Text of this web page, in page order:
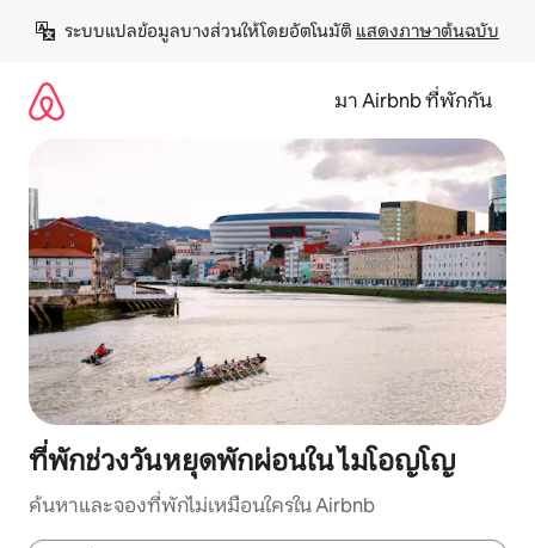
เนื้อหา
ระบบแปลข้อมูลบางส่วนให้โดยอัตโนมัติ แสดงภาษาต้นฉบับ
มา Airbnb ที่พักกัน
ที่พักช่วงวันหยุดพักผ่อนใน ไมโอญโญ
ค้นหาและจองที่พักไม่เหมือนใครใน Airbnb